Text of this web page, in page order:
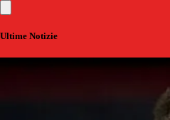
Ultime Notizie